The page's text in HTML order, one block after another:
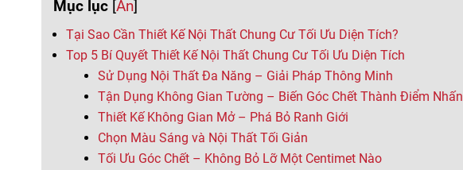
Mục lục [Ẩn]
Tại Sao Cần Thiết Kế Nội Thất Chung Cư Tối Ưu Diện Tích?
Top 5 Bí Quyết Thiết Kế Nội Thất Chung Cư Tối Ưu Diện Tích
Sử Dụng Nội Thất Đa Năng – Giải Pháp Thông Minh
Tận Dụng Không Gian Tường – Biến Góc Chết Thành Điểm Nhấn
Thiết Kế Không Gian Mở – Phá Bỏ Ranh Giới
Chọn Màu Sáng và Nội Thất Tối Giản
Tối Ưu Góc Chết – Không Bỏ Lỡ Một Centimet Nào